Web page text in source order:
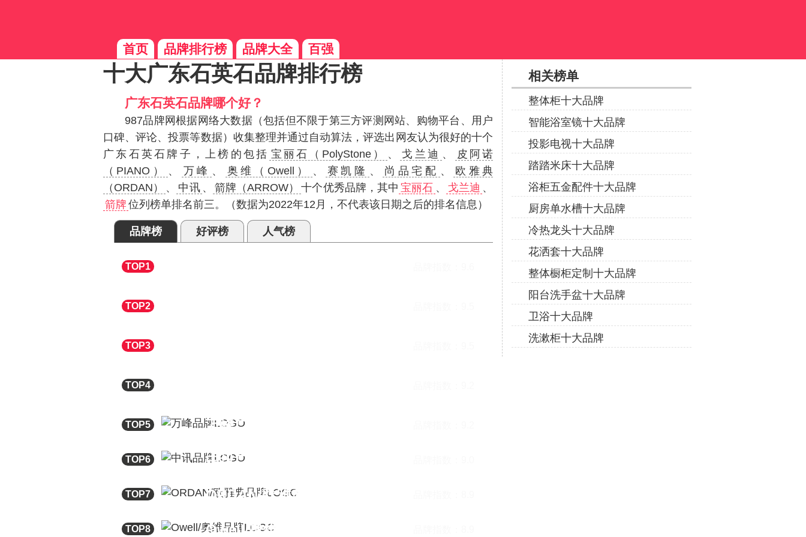
首页 品牌排行榜 品牌大全 百强
十大广东石英石品牌排行榜
广东石英石品牌哪个好？
987品牌网根据网络大数据（包括但不限于第三方评测网站、购物平台、用户
口碑、评论、投票等数据）收集整理并通过自动算法，评选出网友认为很好的十个
广东石英石牌子，上榜的包括 宝丽石（PolyStone） 、 戈兰迪 、
皮阿诺
（PIANO）
、 万峰 、 奥维（Owell） 、 赛凯隆 、 尚品宅配 、
欧雅典
（ORDAN）
、 中讯 、 箭牌（ARROW） 十个优秀品牌，其中 宝丽石 、 戈兰迪 、
箭牌 位列榜单排名前三。（数据为2022年12月，不代表该日期之后的排名信息）
品牌榜 好评榜 人气榜
TOP1
TOP2
TOP3
TOP4
TOP5 万峰广东石英石
TOP6 中讯广东石英石
TOP7
相关榜单
整体柜十大品牌
智能浴室镜十大品牌
投影电视十大品牌
踏踏米床十大品牌
浴柜五金配件十大品牌
厨房单水槽十大品牌
冷热龙头十大品牌
花洒套十大品牌
整体橱柜定制十大品牌
阳台洗手盆十大品牌
卫浴十大品牌
洗漱柜十大品牌